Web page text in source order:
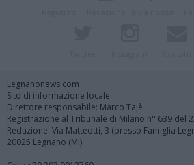
Legnanonews.com
Sito di informazione locale
Direttore responsabile: Marco Tajè
Registrazione al Tribunale di Milano n° 639 del
Redazione: Via Matteotti, 3 (presso Famiglia
20025 Legnano (MI)